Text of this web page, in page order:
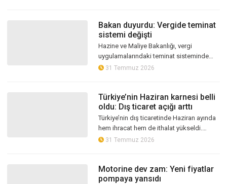
Bakan duyurdu: Vergide teminat
sistemi değişti
Hazine ve Maliye Bakanlığı, vergi
uygulamalarındaki teminat sisteminde
değişikliğe gitti. Yeni düzenlemeyle
31 Temmuz 2026
Türkiye’nin Haziran karnesi belli
oldu: Dış ticaret açığı arttı
Türkiye’nin dış ticaretinde Haziran ayında
hem ihracat hem de ithalat yükseldi.
TÜİK’in açıkladığı geçici verilere göre,
31 Temmuz 2026
Motorine dev zam: Yeni fiyatlar
pompaya yansıdı